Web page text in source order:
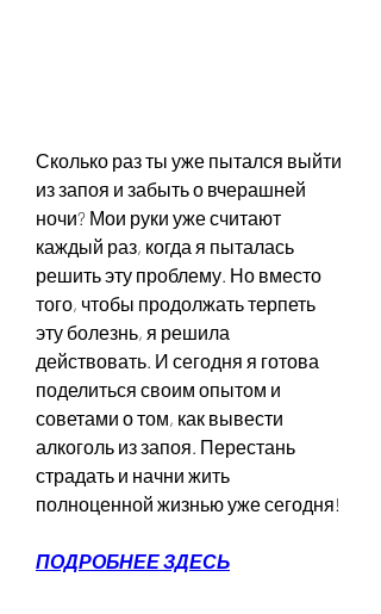
Сколько раз ты уже пытался выйти
из запоя и забыть о вчерашней
ночи? Мои руки уже считают
каждый раз, когда я пыталась
решить эту проблему. Но вместо
того, чтобы продолжать терпеть
эту болезнь, я решила
действовать. И сегодня я готова
поделиться своим опытом и
советами о том, как вывести
алкоголь из запоя. Перестань
страдать и начни жить
полноценной жизнью уже сегодня!
ПОДРОБНЕЕ ЗДЕСЬ